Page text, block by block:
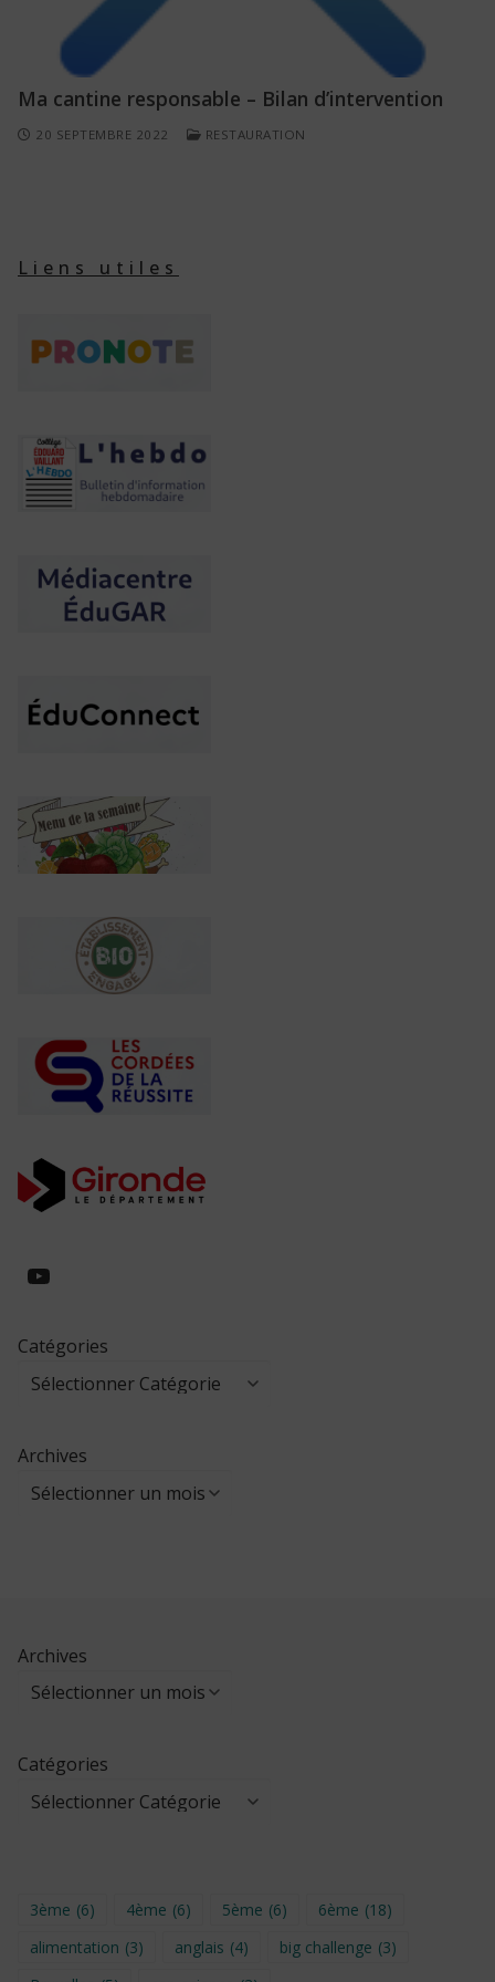
Ma cantine responsable – Bilan d’intervention
20 SEPTEMBRE 2022 RESTAURATION
Liens utiles
https://www.youtube.com/
Catégories
Archives
Archives
Catégories
3ème (6) 4ème (6) 5ème (6) 6ème (18)
alimentation (3) anglais (4) big challenge (3)